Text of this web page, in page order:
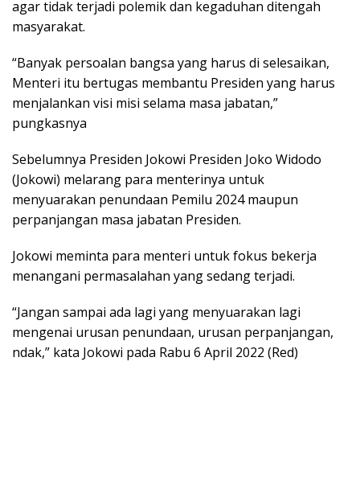
agar tidak terjadi polemik dan kegaduhan ditengah
masyarakat.
“Banyak persoalan bangsa yang harus di selesaikan,
Menteri itu bertugas membantu Presiden yang harus
menjalankan visi misi selama masa jabatan,”
pungkasnya
Sebelumnya Presiden Jokowi Presiden Joko Widodo
(Jokowi) melarang para menterinya untuk
menyuarakan penundaan Pemilu 2024 maupun
perpanjangan masa jabatan Presiden.
Jokowi meminta para menteri untuk fokus bekerja
menangani permasalahan yang sedang terjadi.
“Jangan sampai ada lagi yang menyuarakan lagi
mengenai urusan penundaan, urusan perpanjangan,
ndak,” kata Jokowi pada Rabu 6 April 2022 (Red)